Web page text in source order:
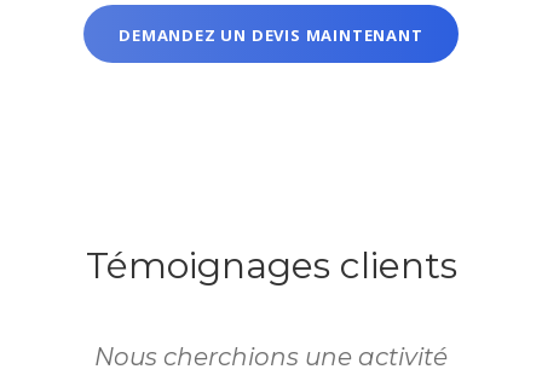
DEMANDEZ UN DEVIS MAINTENANT
Témoignages clients
Nous cherchions une activité